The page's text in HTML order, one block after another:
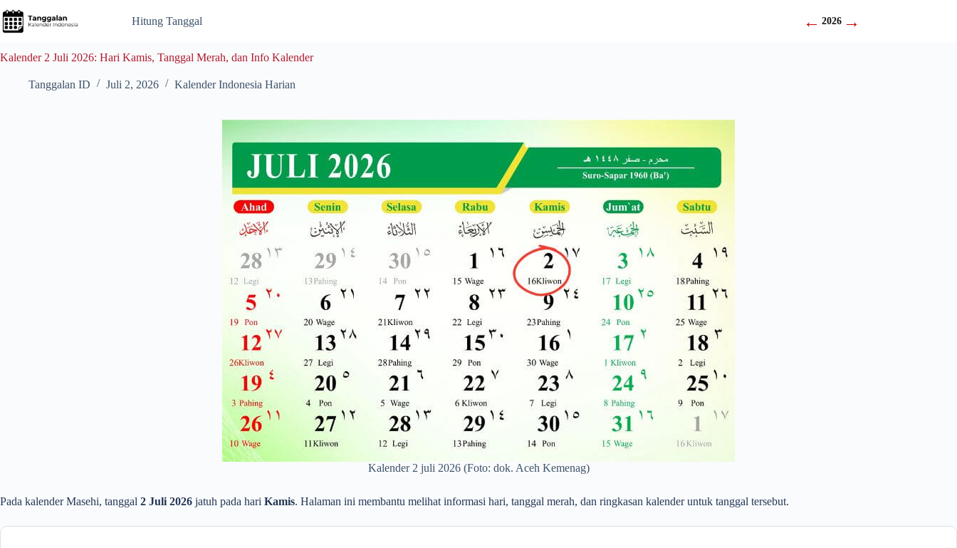
to
content
Hitung Tanggal ← 2026 →
Kalender 2 Juli 2026: Hari Kamis, Tanggal Merah, dan Info Kalender
Tanggalan ID Juli 2, 2026 Kalender Indonesia Harian
Kalender 2 juli 2026 (Foto: dok. Aceh Kemenag)
Pada kalender Masehi, tanggal 2 Juli 2026 jatuh pada hari Kamis. Halaman ini membantu melihat informasi hari, tanggal merah, dan ringkasan kalender untuk tanggal tersebut.